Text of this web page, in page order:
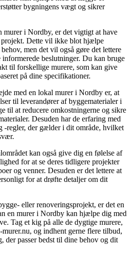
bygningens vægt og sikrer
murer i Nordby, er det vigtigt at have
Dette vil ikke blot hjælpe
men det vil også gøre det lettere
beslutninger. Du kan bruge
til forskellige murere, som kan give
på dine specifikationer.
med en lokal murer i Nordby er, at
til leverandører af byggematerialer i
til at reducere omkostningerne og sikre
Desuden har de erfaring med
-regler, der gælder i dit område, hvilket
kan også give dig en følelse af
for at se deres tidligere projekter
og venner. Desuden er det lettere at
for at drøfte detaljer om dit
eller renoveringsprojekt, er det en
en murer i Nordby kan hjælpe dig med
Tag et kig på alle de dygtige murere,
og indhent gerne flere tilbud,
der passer bedst til dine behov og dit